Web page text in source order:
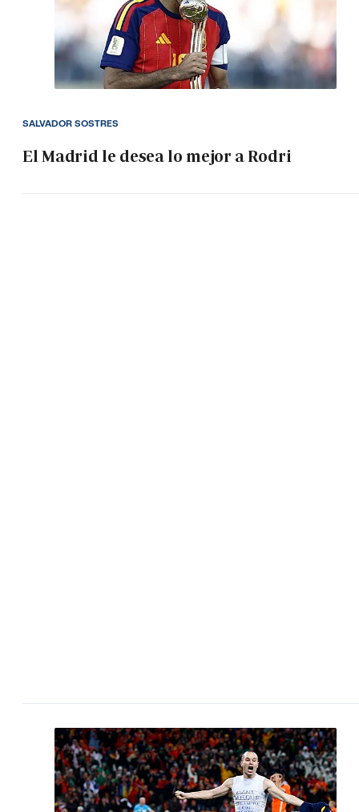
El Madrid le desea lo mejor a Rodri
SALVADOR SOSTRES